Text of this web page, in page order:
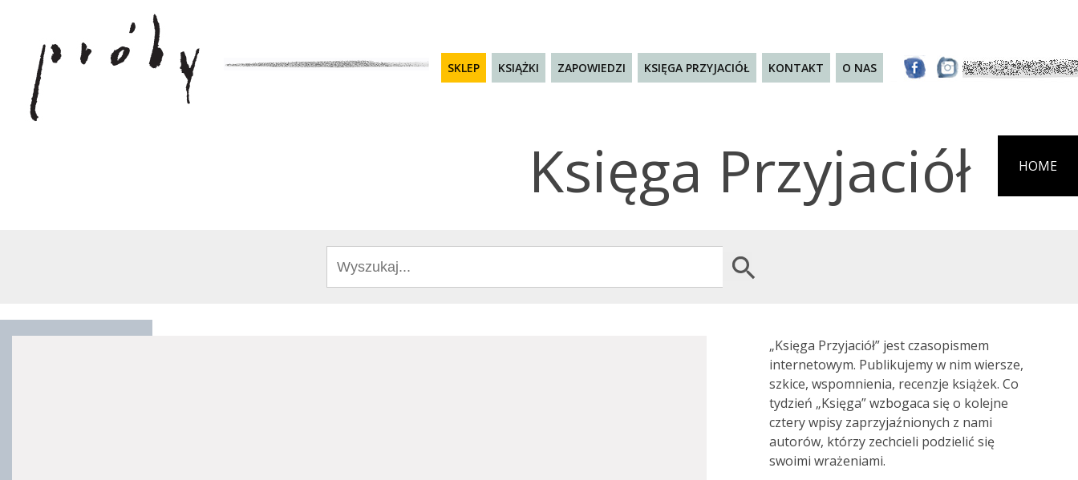
SKLEP KSIĄŻKI ZAPOWIEDZI KSIĘGA PRZYJACIÓŁ KONTAKT O NAS
HOME
Księga Przyjaciół
Search
for:
Search Button
„Księga Przyjaciół” jest czasopismem
internetowym. Publikujemy w nim wiersze,
szkice, wspomnienia, recenzje książek. Co
tydzień „Księga” wzbogaca się o kolejne
cztery wpisy zaprzyjaźnionych z nami
autorów, którzy zechcieli podzielić się
swoimi wrażeniami.